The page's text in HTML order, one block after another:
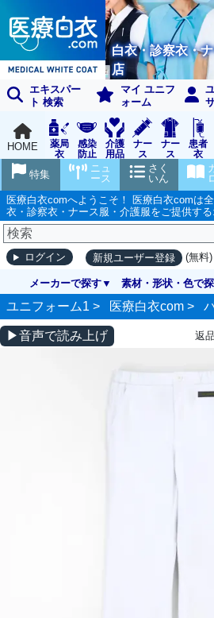
白衣・診察衣・
店
エキスパー
ト 検索
マイ ユニフ
ォーム
HOME
薬局
衣
感染
防止
用品
介護
用品
ナー
ス
グッ
ズ
ナー
ス
ウェ
ア
患者
衣
さく
いん
ニュ
ース
特集
医療白衣comへようこそ！ 医療白衣comは
衣・診察衣・ナース服・介護服をご提供する
ログイン 新規ユーザー登録 (無料)
メーカーで探す 素材・形状・色で
ユニフォーム1 > 医療白衣com >
▶音声で読み上げ 返